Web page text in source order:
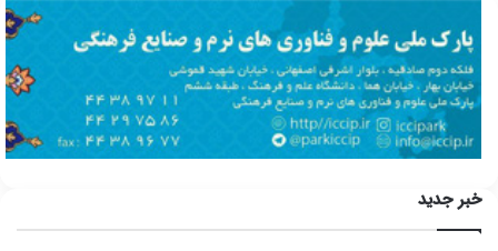
خبر جدید